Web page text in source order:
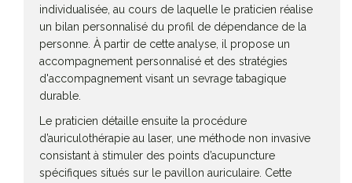
individualisée, au cours de laquelle le praticien réalise
un bilan personnalisé du profil de dépendance de la
personne. À partir de cette analyse, il propose un
accompagnement personnalisé et des stratégies
d'accompagnement visant un sevrage tabagique
durable.
Le praticien détaille ensuite la procédure
d’auriculothérapie au laser, une méthode non invasive
consistant à stimuler des points d’acupuncture
spécifiques situés sur le pavillon auriculaire. Cette